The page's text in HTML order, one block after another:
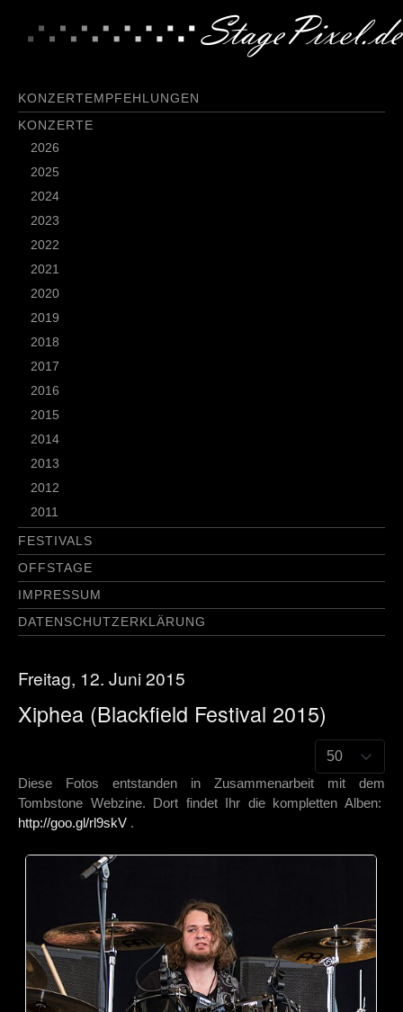
KONZERTEMPFEHLUNGEN
KONZERTE
2026
2025
2024
2023
2022
2021
2020
2019
2018
2017
2016
2015
2014
2013
2012
2011
FESTIVALS
OFFSTAGE
IMPRESSUM
DATENSCHUTZERKLÄRUNG
Freitag, 12. Juni 2015
Xiphea (Blackfield Festival 2015)
Diese Fotos entstanden in Zusammenarbeit mit dem
Tombstone Webzine. Dort findet Ihr die kompletten Alben:
http://goo.gl/rl9skV .